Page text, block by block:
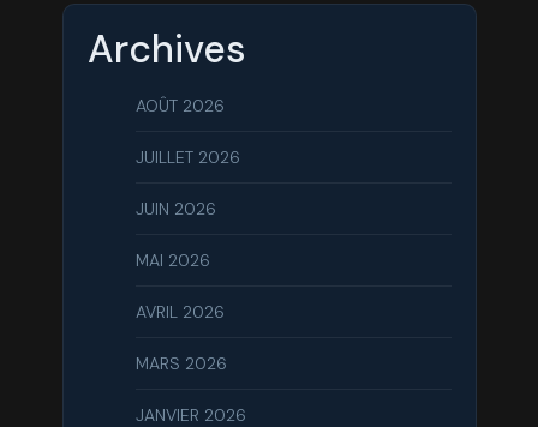
Archives
AOÛT 2026
JUILLET 2026
JUIN 2026
MAI 2026
AVRIL 2026
MARS 2026
JANVIER 2026